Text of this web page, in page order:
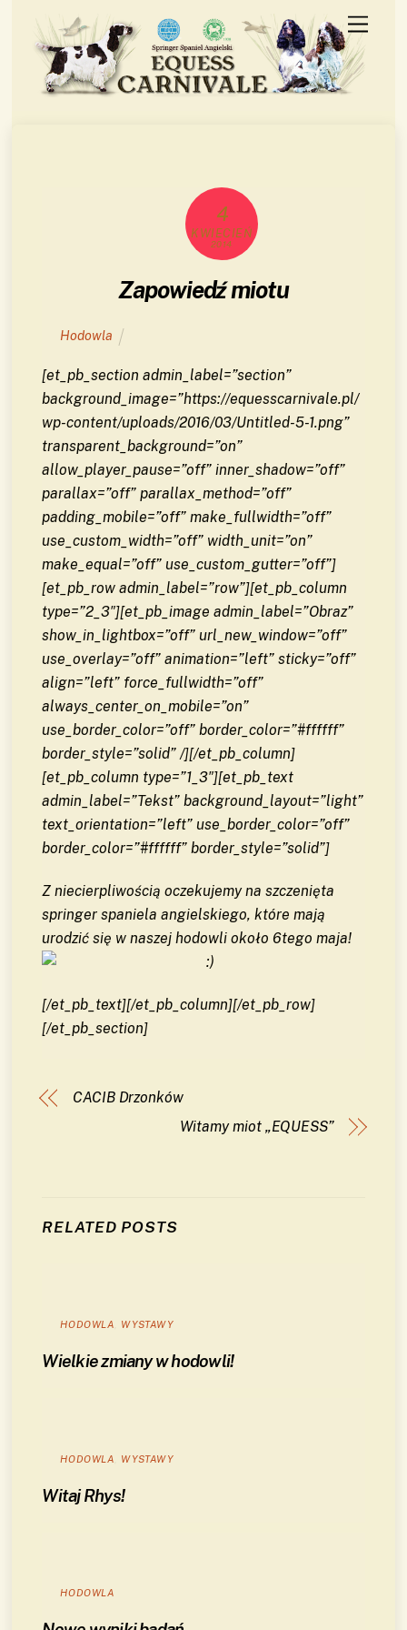
content
Menu
4
KWIECIEŃ
2014
Zapowiedź miotu
Hodowla
[et_pb_section admin_label=”section”
background_image=”https://equesscarnivale.pl/
wp-content/uploads/2016/03/Untitled-5-1.png”
transparent_background=”on”
allow_player_pause=”off” inner_shadow=”off”
parallax=”off” parallax_method=”off”
padding_mobile=”off” make_fullwidth=”off”
use_custom_width=”off” width_unit=”on”
make_equal=”off” use_custom_gutter=”off”]
[et_pb_row admin_label=”row”][et_pb_column
type=”2_3″][et_pb_image admin_label=”Obraz”
show_in_lightbox=”off” url_new_window=”off”
use_overlay=”off” animation=”left” sticky=”off”
align=”left” force_fullwidth=”off”
always_center_on_mobile=”on”
use_border_color=”off” border_color=”#ffffff”
border_style=”solid” /][/et_pb_column]
[et_pb_column type=”1_3″][et_pb_text
admin_label=”Tekst” background_layout=”light”
text_orientation=”left” use_border_color=”off”
border_color=”#ffffff” border_style=”solid”]
Z niecierpliwością oczekujemy na szczenięta
springer spaniela angielskiego, które mają
urodzić się w naszej hodowli około 6tego maja!
[/et_pb_text][/et_pb_column][/et_pb_row]
[/et_pb_section]
CACIB Drzonków
Witamy miot „EQUESS”
RELATED POSTS
HODOWLA WYSTAWY
Wielkie zmiany w hodowli!
HODOWLA WYSTAWY
Witaj Rhys!
HODOWLA